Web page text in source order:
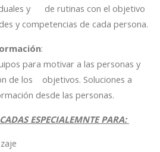
y de rutinas con el objetivo
y competencias de cada persona.
:
para motivar a las personas y
de los objetivos. Soluciones a
desde las personas.
ESPECIALEMNTE PARA: